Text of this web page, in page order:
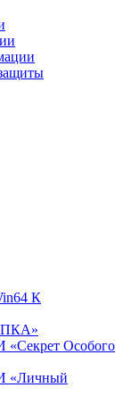
К
Особого
«Личный